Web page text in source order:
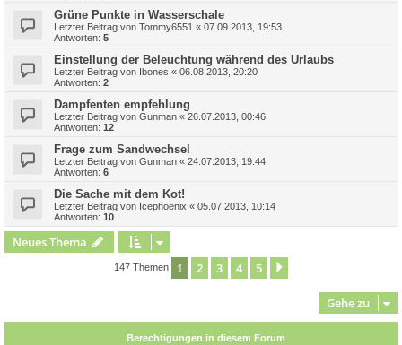
Grüne Punkte in Wasserschale
Letzter Beitrag von Tommy6551 « 07.09.2013, 19:53
Antworten: 5
Einstellung der Beleuchtung während des Urlaubs
Letzter Beitrag von Ibones « 06.08.2013, 20:20
Antworten: 2
Dampfenten empfehlung
Letzter Beitrag von Gunman « 26.07.2013, 00:46
Antworten: 12
Frage zum Sandwechsel
Letzter Beitrag von Gunman « 24.07.2013, 19:44
Antworten: 6
Die Sache mit dem Kot!
Letzter Beitrag von Icephoenix « 05.07.2013, 10:14
Antworten: 10
Neues Thema
147 Themen 1 2 3 4 5
Gehe zu
Berechtigungen in diesem Forum